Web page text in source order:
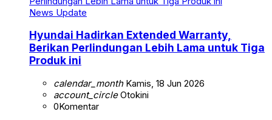
News Update
Hyundai Hadirkan Extended Warranty,
Berikan Perlindungan Lebih Lama untuk Tiga
Produk ini
calendar_monthKamis, 18 Jun 2026
account_circleOtokini
0Komentar